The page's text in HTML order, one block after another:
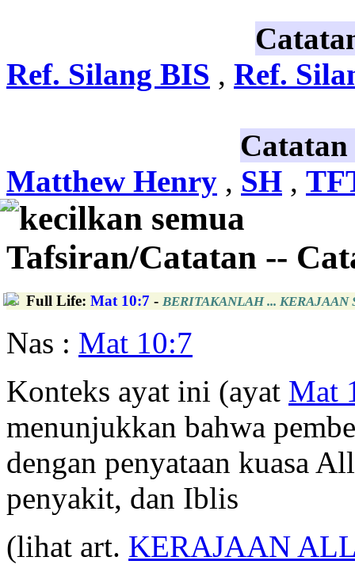
Ref. Silang BIS , Ref.
Matthew Henry , SH ,
kecilkan semua
Tafsiran/Catatan --
Full Life: Mat 10:7 - BERITAKANLAH ... KERAJAAN
Nas : Mat 10:7
Konteks ayat ini (ayat Mat
menunjukkan bahwa
dengan penyataan kuasa
penyakit, dan Iblis
(lihat art. KERAJAAN